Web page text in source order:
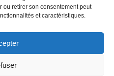
ou retirer son consentement peut
et caractéristiques.
de confidentialité
un devis
un devis